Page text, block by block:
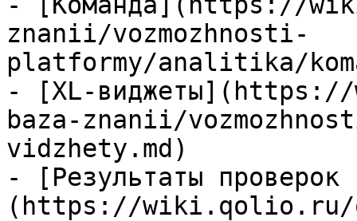
znanii/vozmozhnosti-
platformy/analitika/
- [XL-
baza-znanii/
vidzhety.md)
- [Результаты проверок
(https://wiki.qolio.ru/